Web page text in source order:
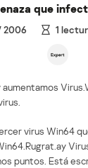
que
2006 1
virus Win64
puntos. Está